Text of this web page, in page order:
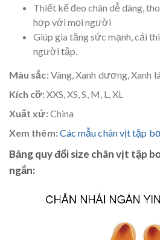
Thiết kế đeo chân dễ dàng,
hợp với mọi người
Giúp gia tăng sức mạnh, cải
người tập.
Màu sắc:Vàng, Xanh dương, Xanh
Kích cỡ:XXS, XS, S, M, L, XL
Xuất xứ:China
Xem thêm:Các mẫu chân vịt tập
Bảng quy đổi size chân vịt tập
ngắn: